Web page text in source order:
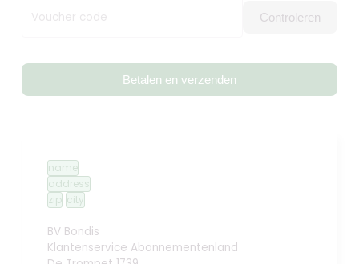
Voucher code Controleren
Betalen en verzenden
name
address
zip city
BV Bondis
Klantenservice Abonnementenland